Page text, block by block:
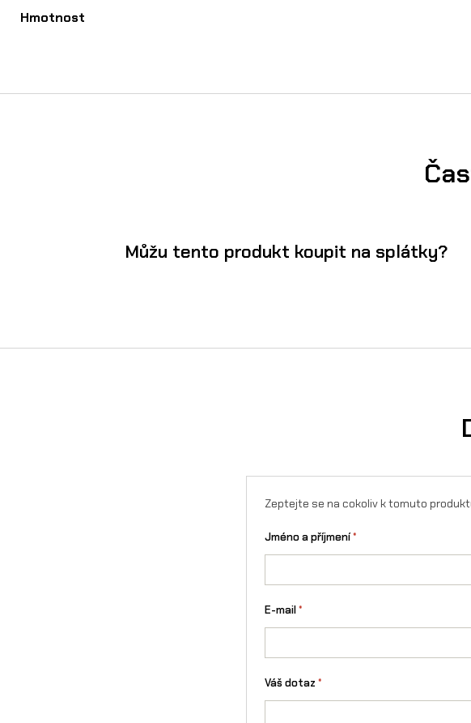
Hmotnost
Můžu tento produkt koupit na splátky?
Zeptejte se na cokoliv k tomuto
Jméno a příjmení*
E-mail*
Váš dotaz *